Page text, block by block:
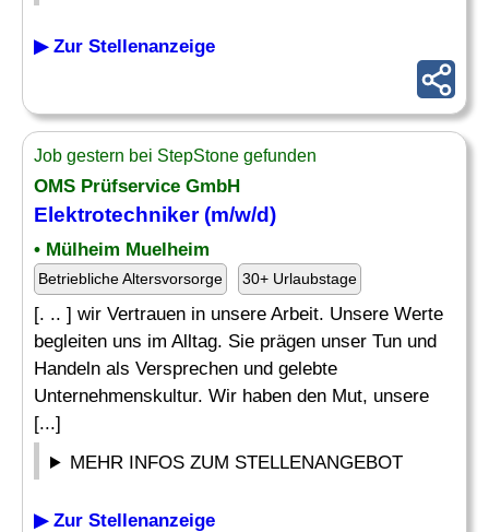
▶ Zur Stellenanzeige
Job gestern bei StepStone gefunden
OMS Prüfservice GmbH
Elektrotechniker (m/w/d)
• Mülheim Muelheim
Betriebliche Altersvorsorge 30+ Urlaubstage
[. .. ] wir Vertrauen in unsere Arbeit. Unsere Werte
begleiten uns im Alltag. Sie prägen unser Tun und
Handeln als Versprechen und gelebte
Unternehmenskultur. Wir haben den Mut, unsere
[...]
MEHR INFOS ZUM STELLENANGEBOT
▶ Zur Stellenanzeige